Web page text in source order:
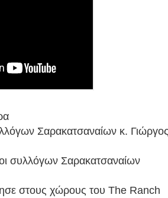
Σαρακατσαναίων κ. Γιώργος
συλλόγων Σαρακατσαναίων
στους χώρους του The Ranch